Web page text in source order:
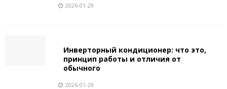
2026-01-29
Инверторный кондиционер: что это,
принцип работы и отличия от
обычного
2026-01-29